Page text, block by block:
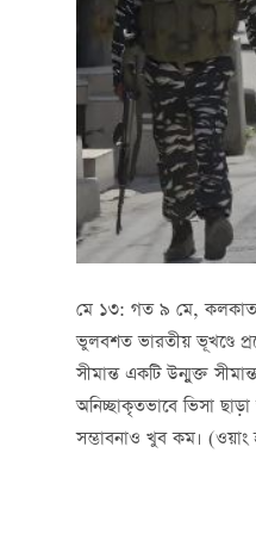
মে ১৩: গত ৯ মে, কলকাতায়
ভুলবশত ভারতীয় ভূখণ্ডে
সীমান্ত একটি উন্মুক্ত
অনিচ্ছাকৃতভাবে ভিসা
সম্ভাবনাও খুব কম।